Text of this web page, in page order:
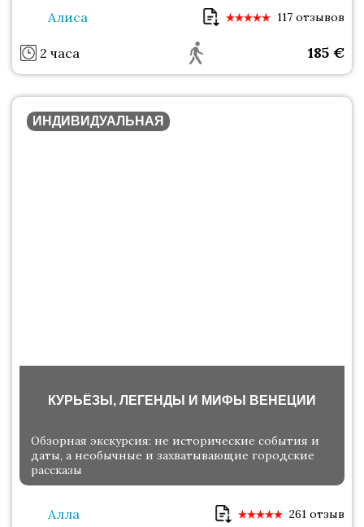
Алиса 117 отзывов
2 часа 185 €
ИНДИВИДУАЛЬНАЯ
КУРЬЁЗЫ, ЛЕГЕНДЫ И МИФЫ ВЕНЕЦИИ
Обзорная экскурсия: не исторические события и
даты, а необычные и захватывающие городские
рассказы
Алла 261 отзыв